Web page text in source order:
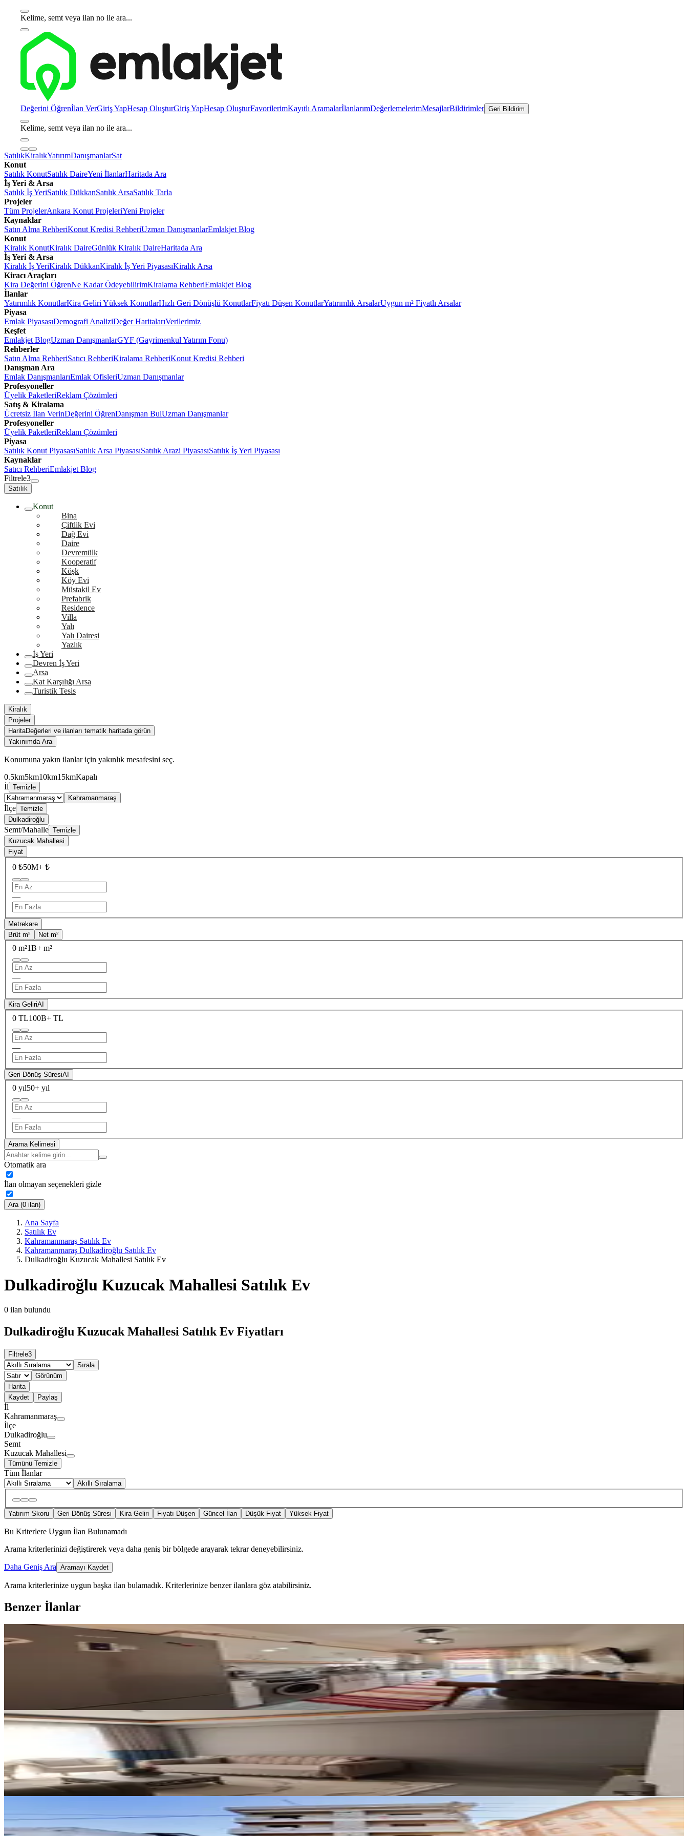
Kelime, semt veya ilan no ile ara...
Değerini Öğrenİlan VerGiriş YapHesap OluşturGiriş YapHesap OluşturFavorilerimKayıtlı AramalarİlanlarımDeğerlemelerimMesajlarBildirimler Geri Bildirim
Kelime, semt veya ilan no ile ara...
SatılıkKiralıkYatırımDanışmanlarSat
Konut
Satılık KonutSatılık DaireYeni İlanlarHaritada Ara
İş Yeri & Arsa
Satılık İş YeriSatılık DükkanSatılık ArsaSatılık Tarla
Projeler
Tüm ProjelerAnkara Konut ProjeleriYeni Projeler
Kaynaklar
Satın Alma RehberiKonut Kredisi RehberiUzman DanışmanlarEmlakjet Blog
Konut
Kiralık KonutKiralık DaireGünlük Kiralık DaireHaritada Ara
İş Yeri & Arsa
Kiralık İş YeriKiralık DükkanKiralık İş Yeri PiyasasıKiralık Arsa
Kiracı Araçları
Kira Değerini ÖğrenNe Kadar ÖdeyebilirimKiralama RehberiEmlakjet Blog
İlanlar
Yatırımlık KonutlarKira Geliri Yüksek KonutlarHızlı Geri Dönüşlü KonutlarFiyatı Düşen KonutlarYatırımlık ArsalarUygun m² Fiyatlı Arsalar
Piyasa
Emlak PiyasasıDemografi AnaliziDeğer HaritalarıVerilerimiz
Keşfet
Emlakjet BlogUzman DanışmanlarGYF (Gayrimenkul Yatırım Fonu)
Rehberler
Satın Alma RehberiSatıcı RehberiKiralama RehberiKonut Kredisi Rehberi
Danışman Ara
Emlak DanışmanlarıEmlak OfisleriUzman Danışmanlar
Profesyoneller
Üyelik PaketleriReklam Çözümleri
Satış & Kiralama
Ücretsiz İlan VerinDeğerini ÖğrenDanışman BulUzman Danışmanlar
Profesyoneller
Üyelik PaketleriReklam Çözümleri
Piyasa
Satılık Konut PiyasasıSatılık Arsa PiyasasıSatılık Arazi PiyasasıSatılık İş Yeri Piyasası
Kaynaklar
Satıcı RehberiEmlakjet Blog
Filtrele3
Satılık
Konut
Bina
Çiftlik Evi
Dağ Evi
Daire
Devremülk
Kooperatif
Köşk
Köy Evi
Müstakil Ev
Prefabrik
Residence
Villa
Yalı
Yalı Dairesi
Yazlık
İş Yeri
Devren İş Yeri
Arsa
Kat Karşılığı Arsa
Turistik Tesis
Kiralık
Projeler
HaritaDeğerleri ve ilanları tematik haritada görün
Yakınımda Ara
Konumuna yakın ilanlar için yakınlık mesafesini seç.
0.5km5km10km15kmKapalı
İl Temizle
Kahramanmaraş
İlçe Temizle
Dulkadiroğlu
Semt/Mahalle Temizle
Kuzucak Mahallesi
Fiyat
0 ₺50M+ ₺
—
Metrekare
Brüt m²
Net m²
0 m²1B+ m²
—
Kira GeliriAI
0 TL100B+ TL
—
Geri Dönüş SüresiAI
0 yıl50+ yıl
—
Arama Kelimesi
Otomatik ara
İlan olmayan seçenekleri gizle
Ara (0 ilan)
Ana Sayfa
Satılık Ev
Kahramanmaraş Satılık Ev
Kahramanmaraş Dulkadiroğlu Satılık Ev
Dulkadiroğlu Kuzucak Mahallesi Satılık Ev
Dulkadiroğlu Kuzucak Mahallesi Satılık Ev
0 ilan bulundu
Dulkadiroğlu Kuzucak Mahallesi Satılık Ev Fiyatları
Filtrele3
Sırala
Görünüm
Harita
Kaydet
Paylaş
İl
Kahramanmaraş
İlçe
Dulkadiroğlu
Semt
Kuzucak Mahallesi
Tümünü Temizle
Tüm İlanlar
Akıllı Sıralama
Yatırım Skoru Geri Dönüş Süresi Kira Geliri Fiyatı Düşen Güncel İlan Düşük Fiyat Yüksek Fiyat
Bu Kriterlere Uygun İlan Bulunamadı
Arama kriterlerinizi değiştirerek veya daha geniş bir bölgede arayarak tekrar deneyebilirsiniz.
Daha Geniş Ara Aramayı Kaydet
Arama kriterlerinize uygun başka ilan bulamadık. Kriterlerinize benzer ilanlara göz atabilirsiniz.
Benzer İlanlar
Yeni Rota'dan Ballıca Mah. Ara Kat Fırsat Satılık 3+1 Daire
YENİ ROTA İNŞAAT EMLAK
Ara
YENİ
Aslanbeyde Satılık 3+1 Daire
Dulkadiroğlu, Aslan Bey Mahallesi
3+1·125 m²·Kot 4·06.08.2026
2.900.000 ₺
Ömer Güney
Germenıcıa'dan Pıazza'ya Çok Yakın Yeni Yapı Satılık 1+1 Daire
Dulkadiroğlu, Egemenlik Mahallesi Germenicia Gayrimenkul Celalettin Yarpuz